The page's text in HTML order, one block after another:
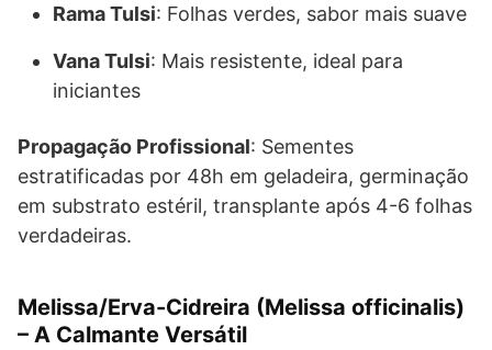
Rama Tulsi: Folhas verdes, sabor mais suave
Vana Tulsi: Mais resistente, ideal para
iniciantes
Propagação Profissional: Sementes
estratificadas por 48h em geladeira, germinação
em substrato estéril, transplante após 4-6 folhas
verdadeiras.
Melissa/Erva-Cidreira (Melissa officinalis)
– A Calmante Versátil